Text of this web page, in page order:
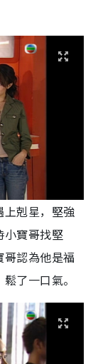
上剋星，堅強
小寶哥找堅
認為他是福
了一口氣。